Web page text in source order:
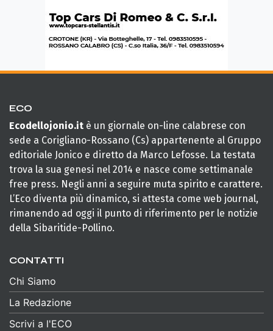
ECO
Ecodellojonio.it è un giornale on-line calabrese con
sede a Corigliano-Rossano (Cs) appartenente al Gruppo
editoriale Jonico e diretto da Marco Lefosse. La testata
trova la sua genesi nel 2014 e nasce come settimanale
free press. Negli anni a seguire muta spirito e carattere.
L’Eco diventa più dinamico, si attesta come web journal,
rimanendo ad oggi il punto di riferimento per le notizie
della Sibaritide-Pollino.
CONTATTI
Chi Siamo
La Redazione
Scrivi a l'ECO